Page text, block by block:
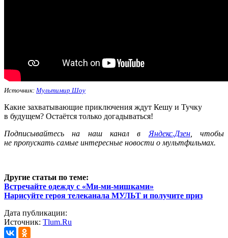
Источник: Мультимир Шоу
Какие захватывающие приключения ждут Кешу и Тучку
в будущем? Остаётся только догадываться!
Подписывайтесь на наш канал в Яндекс.Дзен, чтобы
не пропускать самые интересные новости о мультфильмах.
Другие статьи по теме:
Встречайте одежду с «Ми-ми-мишками»
Нарисуйте героя телеканала МУЛЬТ и получите приз
Дата публикации:
Источник: Tlum.Ru